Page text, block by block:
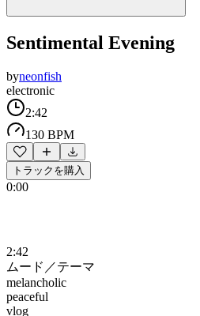
Sentimental Evening
byneonfish
electronic
2:42
130 BPM
トラックを購入
0:00
2:42
ムード／テーマ
melancholic
peaceful
vlog